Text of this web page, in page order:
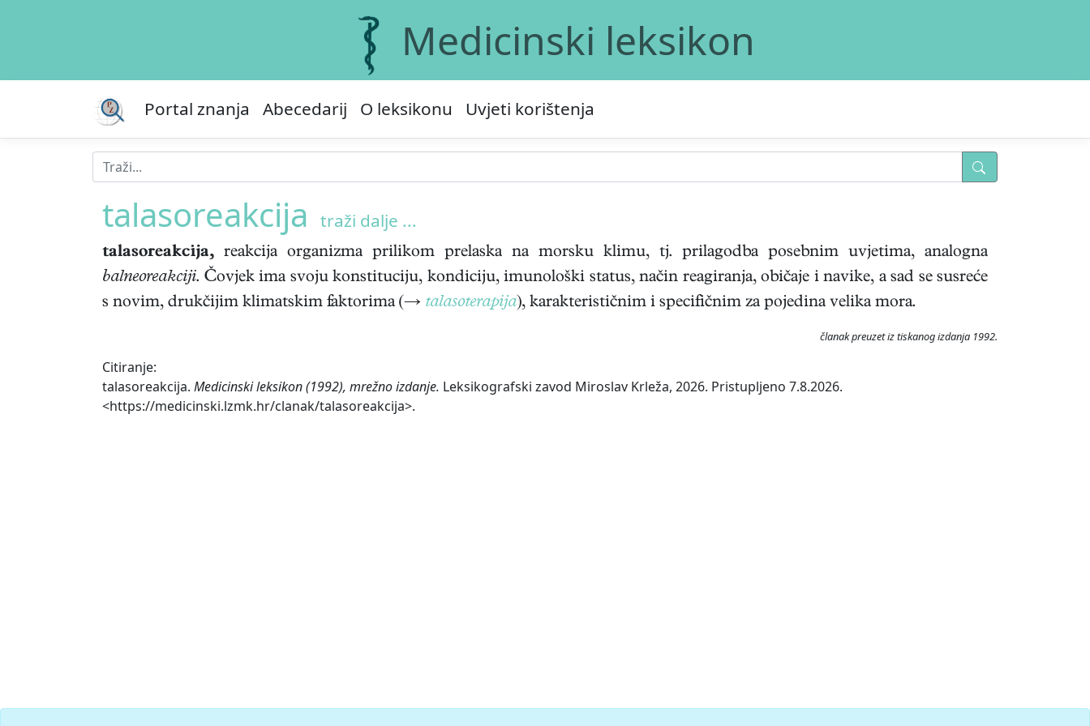
Medicinski leksikon
Portal znanja Abecedarij O leksikonu Uvjeti korištenja
talasoreakcija traži dalje ...
talasoreakcija, reakcija organizma prilikom prelaska na morsku klimu, tj. prilagodba posebnim uvjetima, analogna
balneoreakciji. Čovjek ima svoju konstituciju, kondiciju, imunološki status, način reagiranja, običaje i navike, a sad se susreće
s novim, drukčijim klimatskim faktorima (→ talasoterapija), karakterističnim i specifičnim za pojedina velika mora.
članak preuzet iz tiskanog izdanja 1992.
Citiranje:
talasoreakcija. Medicinski leksikon (1992), mrežno izdanje. Leksikografski zavod Miroslav Krleža, 2026. Pristupljeno 7.8.2026.
<https://medicinski.lzmk.hr/clanak/talasoreakcija>.